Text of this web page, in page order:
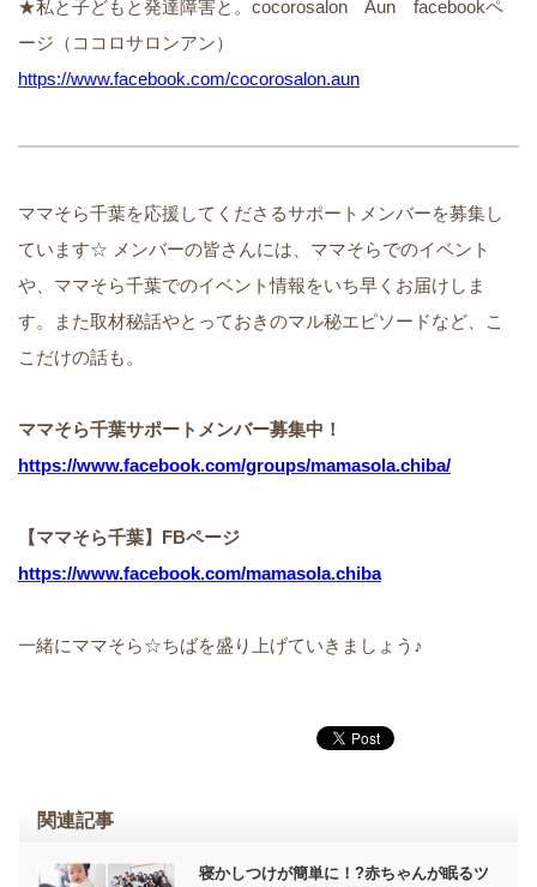
★私と子どもと発達障害と。cocorosalon Aun facebookペ
ージ（ココロサロンアン）
https://www.facebook.com/cocorosalon.aun
ママそら千葉を応援してくださるサポートメンバーを募集し
ています☆ メンバーの皆さんには、ママそらでのイベント
や、ママそら千葉でのイベント情報をいち早くお届けしま
す。また取材秘話やとっておきのマル秘エピソードなど、こ
こだけの話も。
ママそら千葉サポートメンバー募集中！
https://www.facebook.com/groups/mamasola.chiba/
【ママそら千葉】FBページ
https://www.facebook.com/mamasola.chiba
一緒にママそら☆ちばを盛り上げていきましょう♪
関連記事
寝かしつけが簡単に！?赤ちゃんが眠るツ